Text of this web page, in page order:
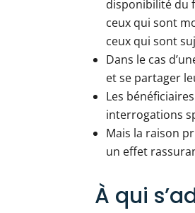
disponibilité du
ceux qui sont
ceux qui sont
Dans le cas
et se partager
Les
interrogations
Mais la raison
un effet
À qui